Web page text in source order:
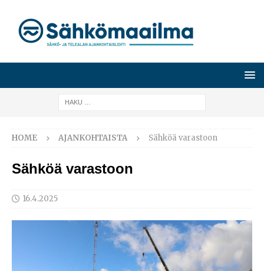
HOME AJANKOHTAISTA Sähköä varastoon
Sähköä varastoon
16.4.2025